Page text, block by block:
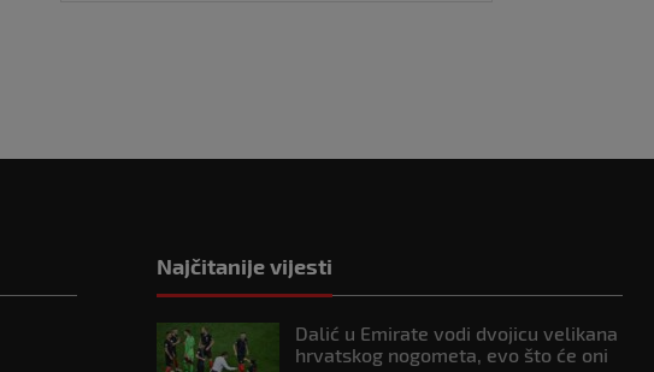
Najčitanije vijesti
Dalić u Emirate vodi dvojicu velikana
hrvatskog nogometa, evo što će oni